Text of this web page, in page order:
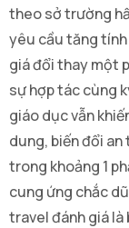
theo sở trường
yêu cầu tăng tính
giá đổi thay một
sự hợp tác cùng
giáo dục vẫn
dung, biến đổi
trong khoảng 1
cung ứng chắc
travel đánh giá